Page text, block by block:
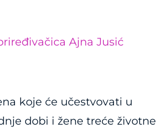
Ajna Jusić
koje će učestvovati u
dobi i žene treće životne